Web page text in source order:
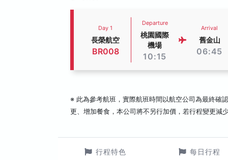
Day 1
長榮航空
BR008
Departure
桃園國際
機場
10:15
Arrival
舊金山
06:45
※ 此為參考航班，實際航班時間以航空公司為最終確
更、增加餐食，本公司將不另行加價，若行程變更減
行程特色 每日行程